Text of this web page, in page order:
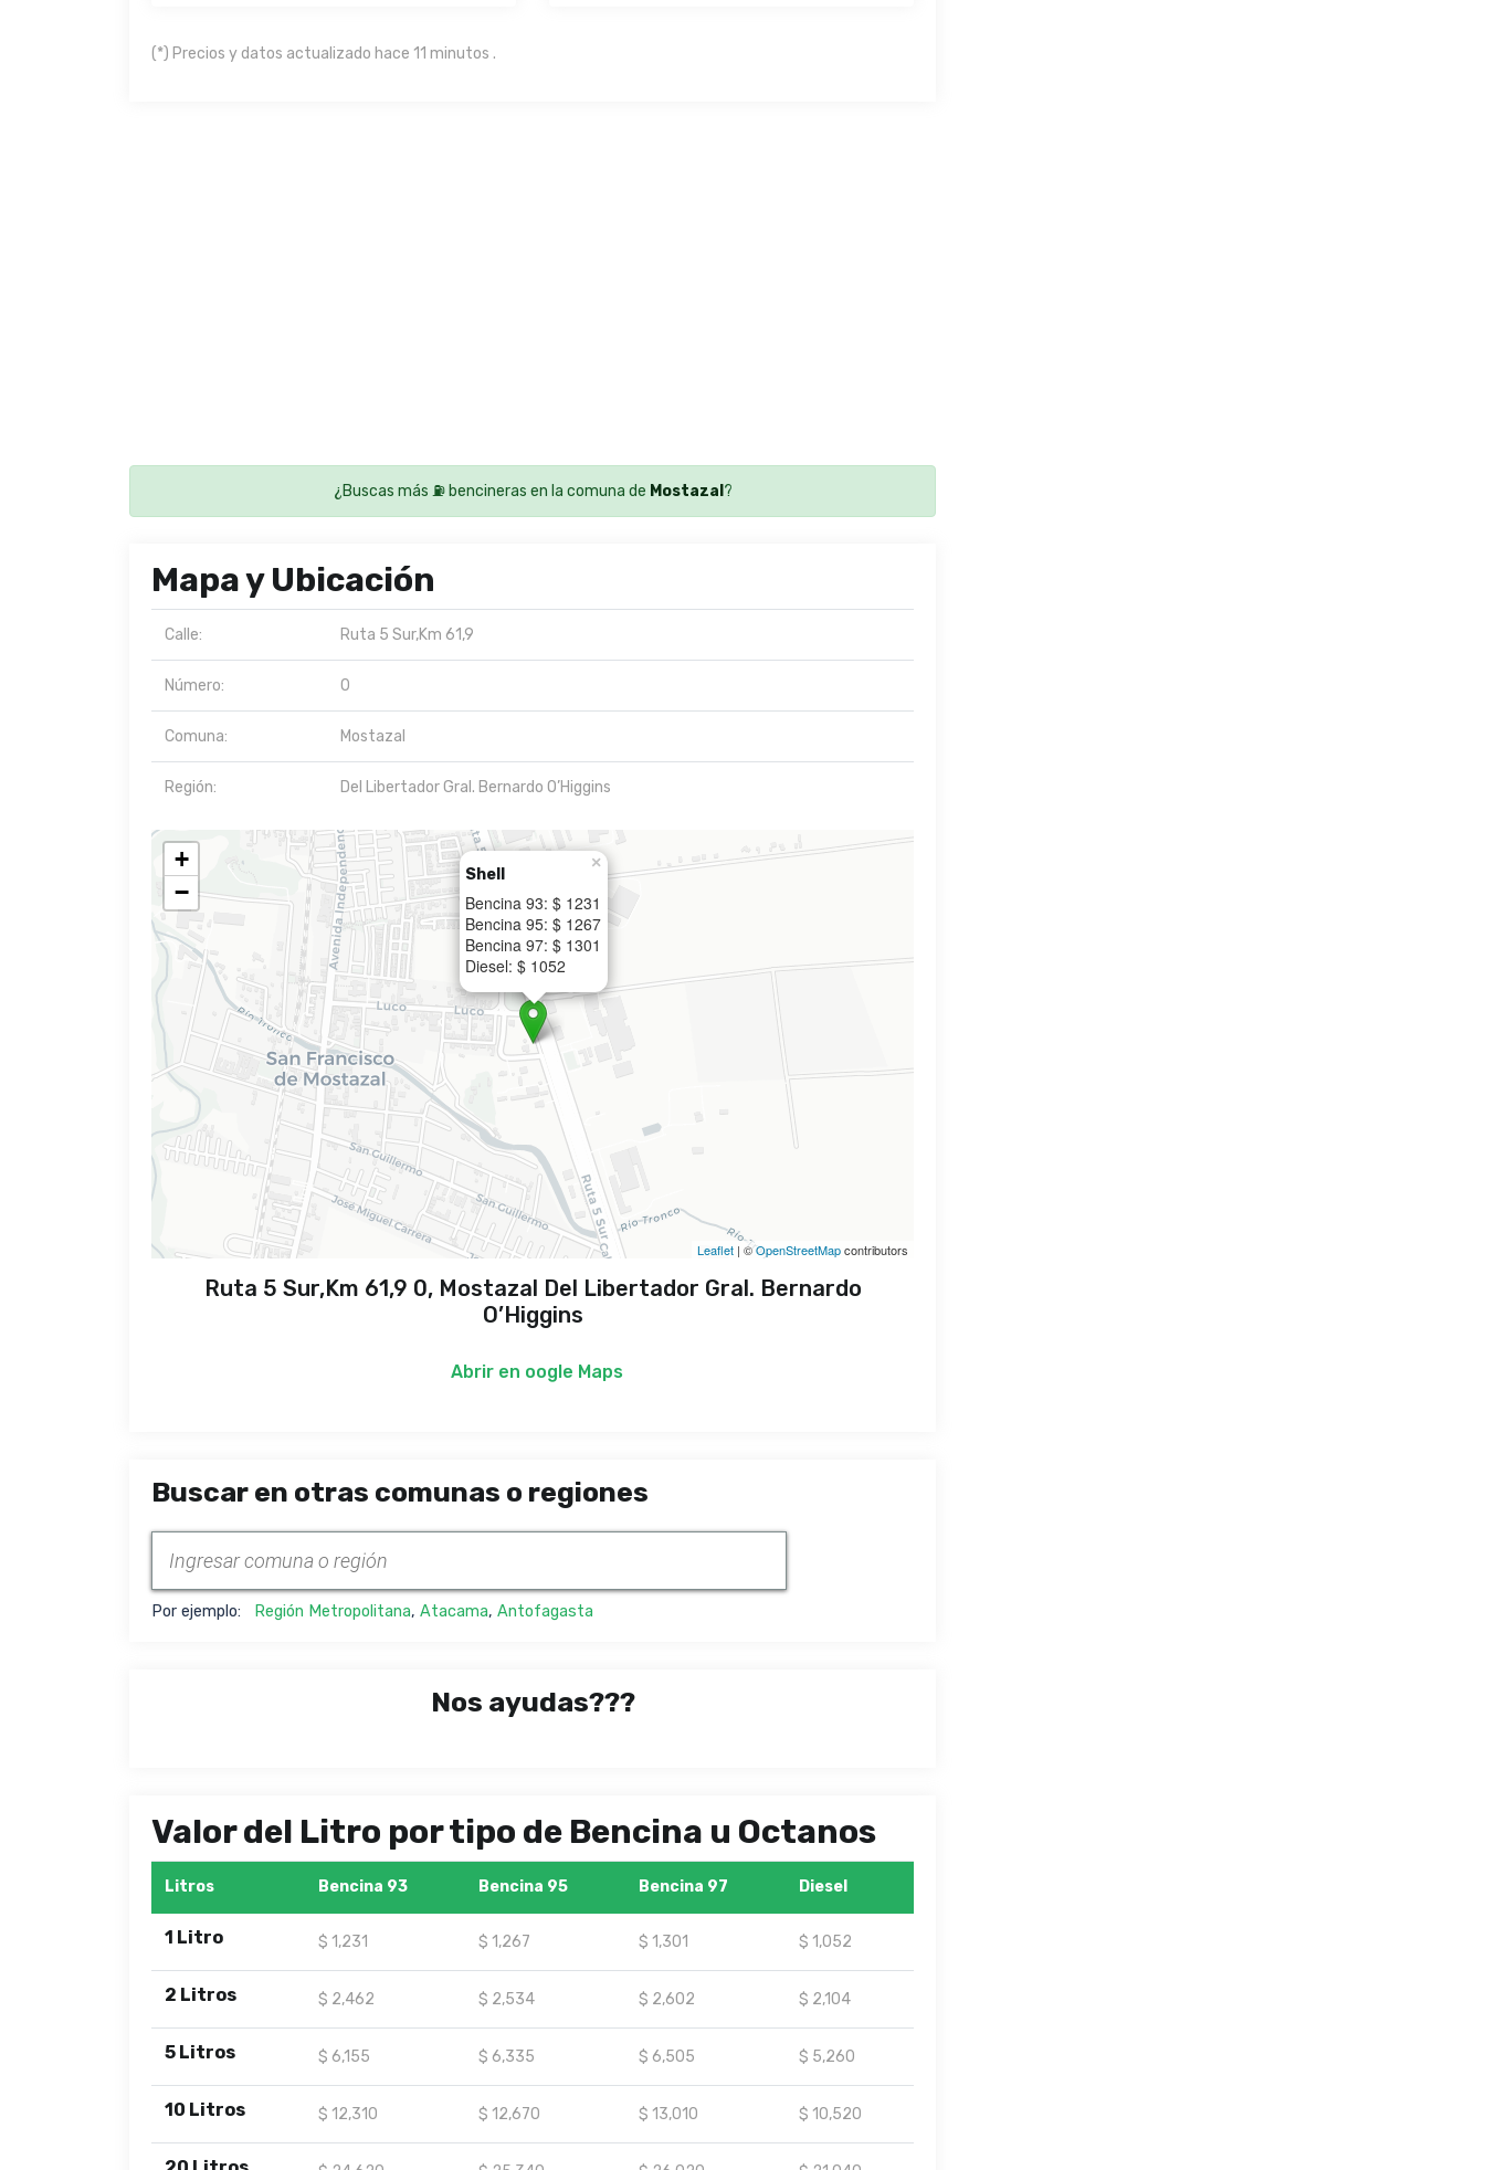
(*) Precios y datos actualizado hace 11 minutos .
¿Buscas más ⛽ bencineras en la comuna de Mostazal ?
Mapa y Ubicación
Calle: Ruta 5 Sur,Km 61,9
Número: 0
Comuna: Mostazal
Región: Del Libertador Gral. Bernardo O’Higgins
Shell
Bencina 93: $ 1231
Bencina 95: $ 1267
Bencina 97: $ 1301
Diesel: $ 1052
×
+
−
Leaflet | ©OpenStreetMapcontributors
Ruta 5 Sur,Km 61,9 0, Mostazal Del Libertador Gral. Bernardo
O’Higgins
Abrir en oogle Maps
Buscar en otras comunas o regiones
Por ejemplo: Región Metropolitana, Atacama, Antofagasta
Nos ayudas???
Valor del Litro por tipo de Bencina u Octanos
Litros Bencina 93 Bencina 95 Bencina 97 Diesel
1 Litro $ 1,231 $ 1,267 $ 1,301 $ 1,052
2 Litros $ 2,462 $ 2,534 $ 2,602 $ 2,104
5 Litros $ 6,155 $ 6,335 $ 6,505 $ 5,260
10 Litros $ 12,310 $ 12,670 $ 13,010 $ 10,520